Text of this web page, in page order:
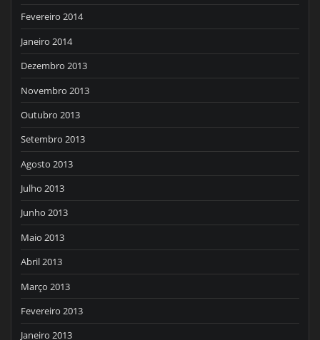
Fevereiro 2014
Janeiro 2014
Dezembro 2013
Novembro 2013
Outubro 2013
Setembro 2013
Agosto 2013
Julho 2013
Junho 2013
Maio 2013
Abril 2013
Março 2013
Fevereiro 2013
Janeiro 2013